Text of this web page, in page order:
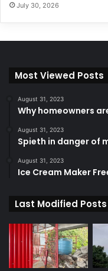
July 30, 2026
Most Viewed Posts
August 31, 2023
Why homeowners
August 31, 2023
Spieth in danger of
August 31, 2023
Ice Cream Maker
Last Modified Posts